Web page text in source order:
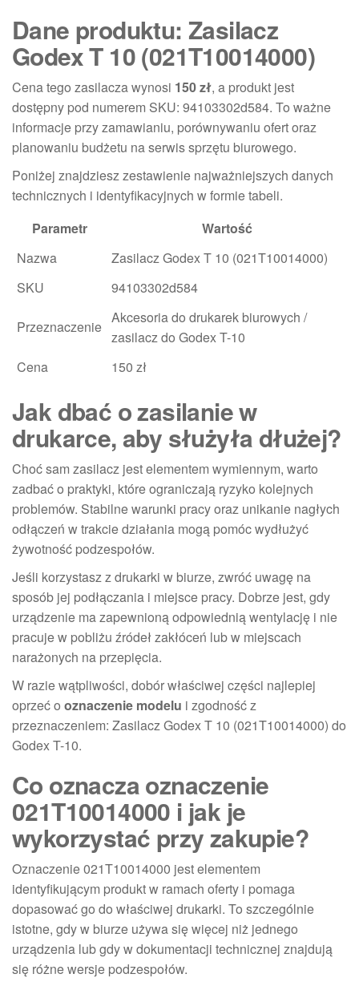
Dane produktu: Zasilacz
Godex T 10 (021T10014000)
Cena tego zasilacza wynosi 150 zł, a produkt jest
dostępny pod numerem SKU: 94103302d584. To ważne
informacje przy zamawianiu, porównywaniu ofert oraz
planowaniu budżetu na serwis sprzętu biurowego.
Poniżej znajdziesz zestawienie najważniejszych danych
technicznych i identyfikacyjnych w formie tabeli.
Parametr
Wartość
Nazwa
Zasilacz Godex T 10 (021T10014000)
SKU
94103302d584
Przeznaczenie
Akcesoria do drukarek biurowych /
zasilacz do Godex T-10
Cena
150 zł
Jak dbać o zasilanie w
drukarce, aby służyła dłużej?
Choć sam zasilacz jest elementem wymiennym, warto
zadbać o praktyki, które ograniczają ryzyko kolejnych
problemów. Stabilne warunki pracy oraz unikanie nagłych
odłączeń w trakcie działania mogą pomóc wydłużyć
żywotność podzespołów.
Jeśli korzystasz z drukarki w biurze, zwróć uwagę na
sposób jej podłączania i miejsce pracy. Dobrze jest, gdy
urządzenie ma zapewnioną odpowiednią wentylację i nie
pracuje w pobliżu źródeł zakłóceń lub w miejscach
narażonych na przepięcia.
W razie wątpliwości, dobór właściwej części najlepiej
oprzeć o oznaczenie modelu i zgodność z
przeznaczeniem: Zasilacz Godex T 10 (021T10014000) do
Godex T-10.
Co oznacza oznaczenie
021T10014000 i jak je
wykorzystać przy zakupie?
Oznaczenie 021T10014000 jest elementem
identyfikującym produkt w ramach oferty i pomaga
dopasować go do właściwej drukarki. To szczególnie
istotne, gdy w biurze używa się więcej niż jednego
urządzenia lub gdy w dokumentacji technicznej znajdują
się różne wersje podzespołów.